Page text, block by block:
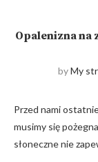
Opalenizna na
byMy
Przed nami
musimy się
słoneczne nie